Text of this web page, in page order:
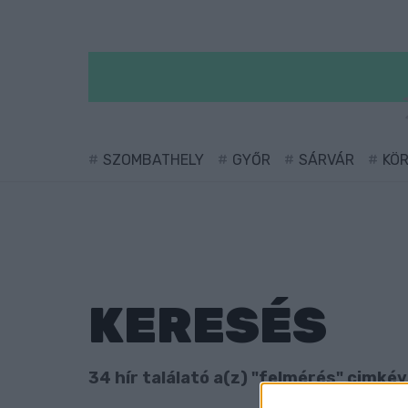
SZOMBATHELY GYŐR SÁRVÁR
KERESÉS
34 hír találató a(z) "felmérés"